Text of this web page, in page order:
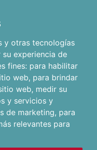
y otras tecnologías
experiencia de
fines: para habilitar
web, para brindar
web, medir su
y servicios y
de marketing, para
relevantes para